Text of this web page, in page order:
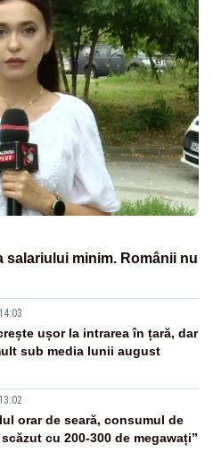
salariului minim. Românii nu
ușor la intrarea în țară, dar
sub media lunii august
orar de seară, consumul de
cu 200-300 de megawați”